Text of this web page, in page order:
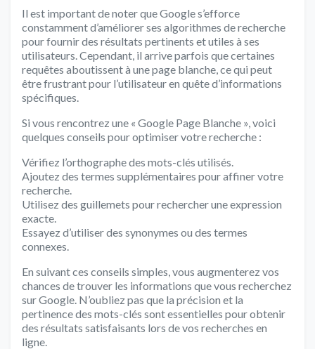
Il est important de noter que Google s’efforce
constamment d’améliorer ses algorithmes de recherche
pour fournir des résultats pertinents et utiles à ses
utilisateurs. Cependant, il arrive parfois que certaines
requêtes aboutissent à une page blanche, ce qui peut
être frustrant pour l’utilisateur en quête d’informations
spécifiques.
Si vous rencontrez une « Google Page Blanche », voici
quelques conseils pour optimiser votre recherche :
Vérifiez l’orthographe des mots-clés utilisés.
Ajoutez des termes supplémentaires pour affiner votre
recherche.
Utilisez des guillemets pour rechercher une expression
exacte.
Essayez d’utiliser des synonymes ou des termes
connexes.
En suivant ces conseils simples, vous augmenterez vos
chances de trouver les informations que vous recherchez
sur Google. N’oubliez pas que la précision et la
pertinence des mots-clés sont essentielles pour obtenir
des résultats satisfaisants lors de vos recherches en
ligne.